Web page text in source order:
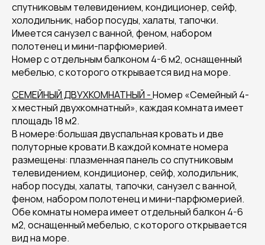
спутниковым телевидением, кондиционер, сейф,
холодильник, набор посуды, халаты, тапочки.
Имеется санузел с ванной, феном, набором
полотенец и мини-парфюмерией.
Номер с отдельным балконом 4-6 м2, оснащенный
мебелью, с которого открывается вид на море.
СЕМЕЙНЫЙ ДВУХКОМНАТНЫЙ -Номер «Семейный 4-
х местный двухкомнатный», каждая комната имеет
площадь 18 м2.
В номере:большая двуспальная кровать и две
полуторные кровати.В каждой комнате номера
размещены: плазменная панель со спутниковым
телевидением, кондиционер, сейф, холодильник,
набор посуды, халаты, тапочки, санузел с ванной,
феном, набором полотенец и мини-парфюмерией.
Обе комнаты номера имеет отдельный балкон 4-6
м2, оснащенный мебелью, с которого открывается
вид на море.